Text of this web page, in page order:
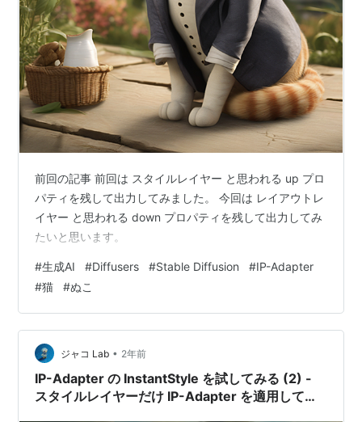
前回の記事 前回は スタイルレイヤー と思われる up プロ
パティを残して出力してみました。 今回は レイアウトレ
イヤー と思われる down プロパティを残して出力してみ
たいと思います。
#生成AI #Diffusers #Stable Diffusion #IP-Adapter
#猫 #ぬこ
ジャコ Lab • 2年前
IP-Adapter の InstantStyle を試してみる (2) -
スタイルレイヤーだけ IP-Adapter を適用してみ